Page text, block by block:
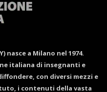
nasce a Milano nel 1974.
italiana di insegnanti e
con diversi mezzi e
i contenuti della vasta